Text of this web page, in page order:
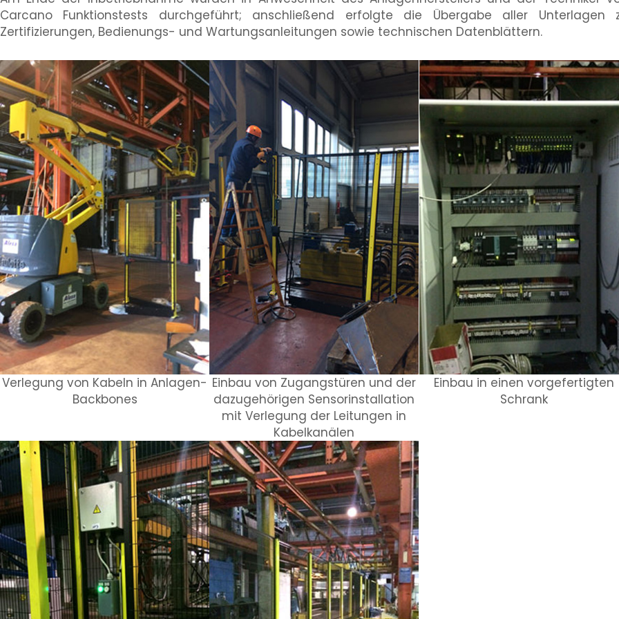
Carcano Funktionstests durchgeführt; anschließend erfolgte die Übergabe aller Unterlagen
Zertifizierungen, Bedienungs- und Wartungsanleitungen sowie technischen Datenblättern.
Verlegung von Kabeln in Anlagen-
Backbones
Einbau von Zugangstüren und der
dazugehörigen Sensorinstallation
mit Verlegung der Leitungen in
Kabelkanälen
Einbau in einen vorgefertigten
Schrank